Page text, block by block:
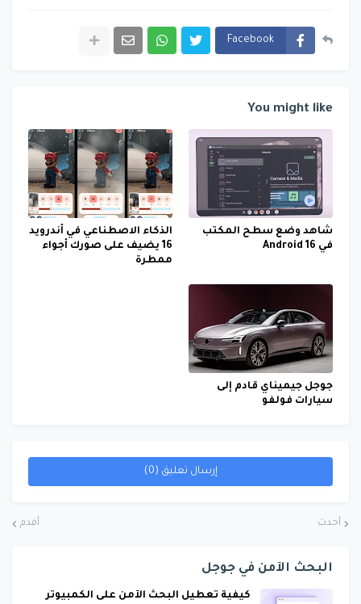
Facebook
You might like
شاهد وضع سطح المكتب
في Android 16
الذكاء الاصطناعي في أندرويد
16 يضيف على صورك أجواء
ممطرة
جوجل جيميناي قادم إلى
سيارات فولفو
إرسال تعليق (0)
أحدث أقدم
البحث الآمن في جوجل
كيفية تعطيل البحث الآمن على الكمبيوتر